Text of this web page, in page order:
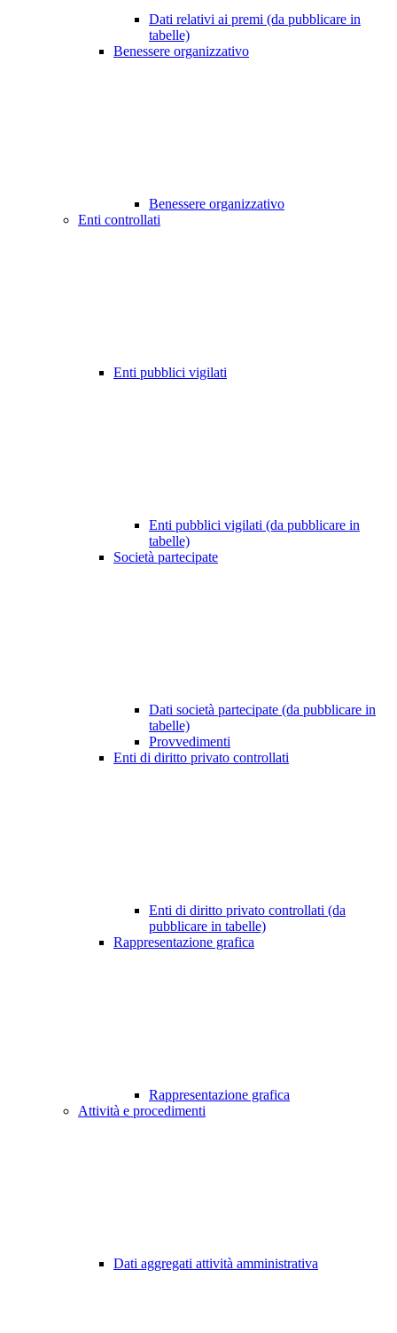
Dati relativi ai premi (da pubblicare in
tabelle)
Benessere organizzativo
Benessere organizzativo
Enti controllati
Enti pubblici vigilati
Enti pubblici vigilati (da pubblicare in
tabelle)
Società partecipate
Dati società partecipate (da pubblicare in
tabelle)
Provvedimenti
Enti di diritto privato controllati
Enti di diritto privato controllati (da
pubblicare in tabelle)
Rappresentazione grafica
Rappresentazione grafica
Attività e procedimenti
Dati aggregati attività amministrativa